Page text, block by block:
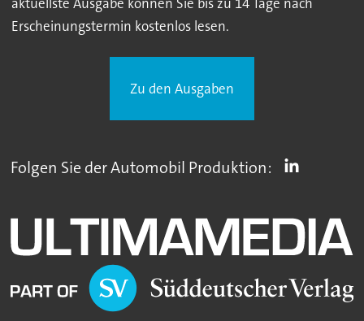
Erscheinungstermin kostenlos lesen.
Zu den Ausgaben
Folgen Sie der Automobil Produktion: